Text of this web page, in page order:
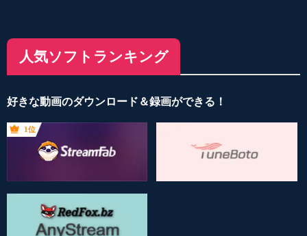
人気ソフトランキング
好きな動画のダウンロード＆録画ができる！
1位